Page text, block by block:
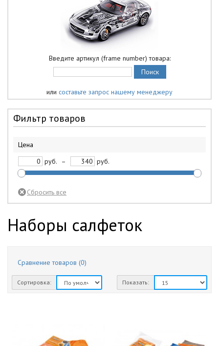
Введите артикул (frame number) товара:
или составьте запрос нашему менеджеру
Фильтр товаров
Цена
руб.
– руб.
Наборы салфеток
Сравнение товаров (0)
Сортировка: Показать: